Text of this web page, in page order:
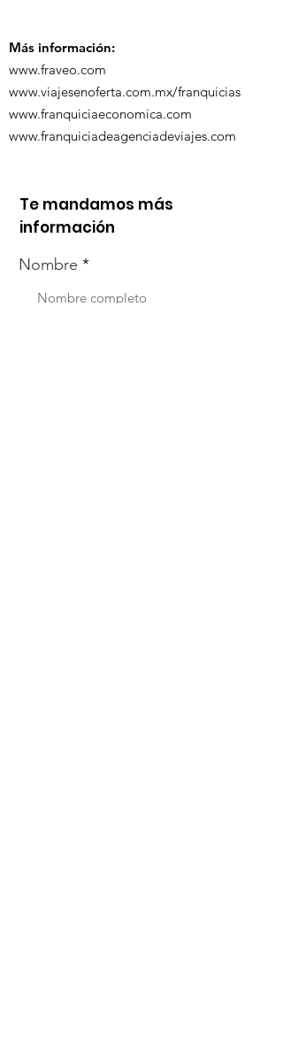
Más información:
www.fraveo.com
www.viajesenoferta.com.mx/franquicias
www.franquiciaeconomica.com
www.franquiciadeagenciadeviajes.com
Te mandamos más
información
Nombre